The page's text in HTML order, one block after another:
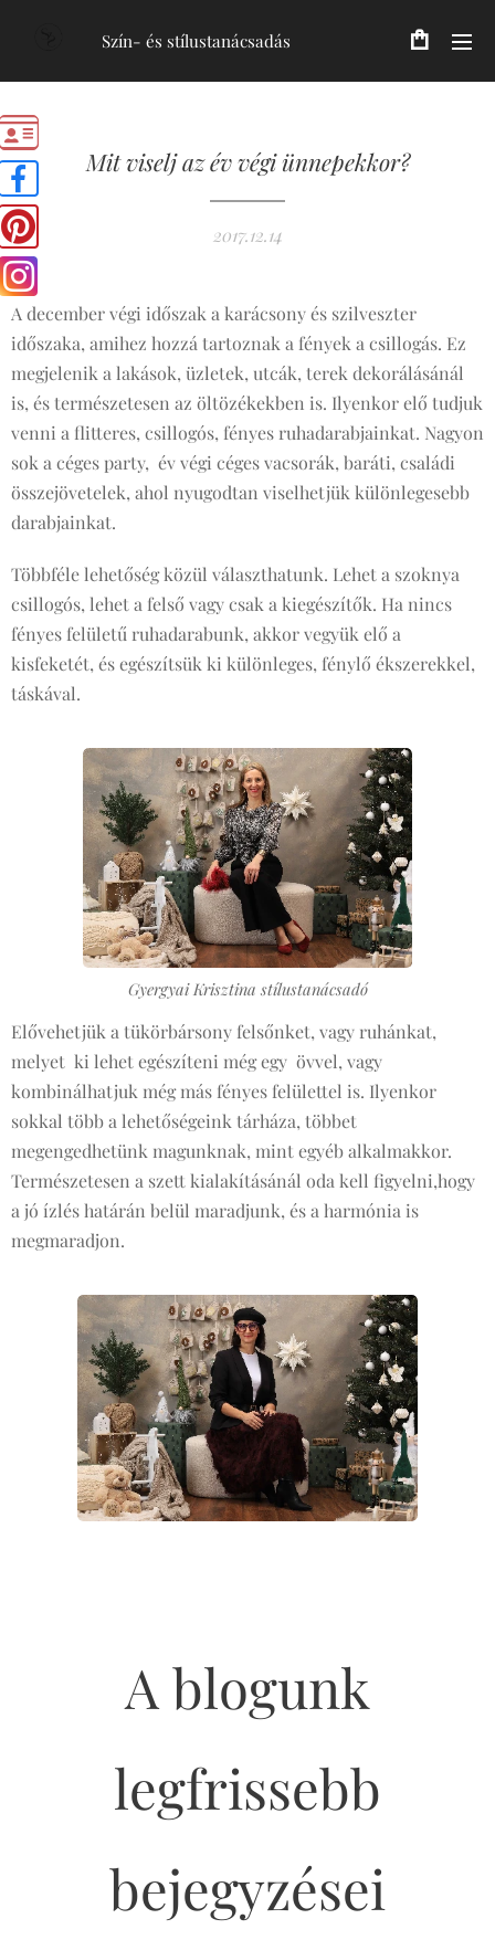
Szín- és stílustanácsadás
Mit viselj az év végi ünnepekkor?
2017.12.14
A december végi időszak a karácsony és szilveszter
időszaka, amihez hozzá tartoznak a fények a csillogás. Ez
megjelenik a lakások, üzletek, utcák, terek dekorálásánál
is, és természetesen az öltözékekben is. Ilyenkor elő tudjuk
venni a flitteres, csillogós, fényes ruhadarabjainkat. Nagyon
sok a céges party, év végi céges vacsorák, baráti, családi
összejövetelek, ahol nyugodtan viselhetjük különlegesebb
darabjainkat.
Többféle lehetőség közül választhatunk. Lehet a szoknya
csillogós, lehet a felső vagy csak a kiegészítők. Ha nincs
fényes felületű ruhadarabunk, akkor vegyük elő a
kisfeketét, és egészítsük ki különleges, fénylő ékszerekkel,
táskával.
Gyergyai Krisztina stílustanácsadó
Elővehetjük a tükörbársony felsőnket, vagy ruhánkat,
melyet ki lehet egészíteni még egy övvel, vagy
kombinálhatjuk még más fényes felülettel is. Ilyenkor
sokkal több a lehetőségeink tárháza, többet
megengedhetünk magunknak, mint egyéb alkalmakkor.
Természetesen a szett kialakításánál oda kell figyelni,hogy
a jó ízlés határán belül maradjunk, és a harmónia is
megmaradjon.
A blogunk
legfrissebb
bejegyzései